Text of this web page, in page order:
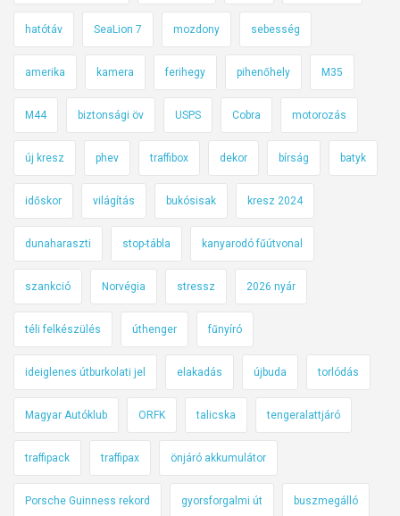
hatótáv SeaLion 7 mozdony sebesség
amerika kamera ferihegy pihenőhely M35
M44 biztonsági öv USPS Cobra motorozás
új kresz phev traffibox dekor bírság batyk
időskor világítás bukósisak kresz 2024
dunaharaszti stop-tábla kanyarodó fűútvonal
szankció Norvégia stressz 2026 nyár
téli felkészülés úthenger fűnyíró
ideiglenes útburkolati jel elakadás újbuda torlódás
Magyar Autóklub ORFK talicska tengeralattjáró
traffipack traffipax önjáró akkumulátor
Porsche Guinness rekord gyorsforgalmi út buszmegálló